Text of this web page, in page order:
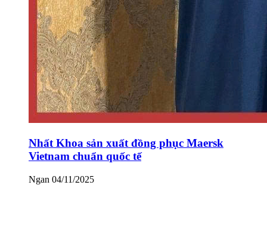
Nhất Khoa sản xuất đồng phục Maersk
Vietnam chuẩn quốc tế
Ngan 04/11/2025